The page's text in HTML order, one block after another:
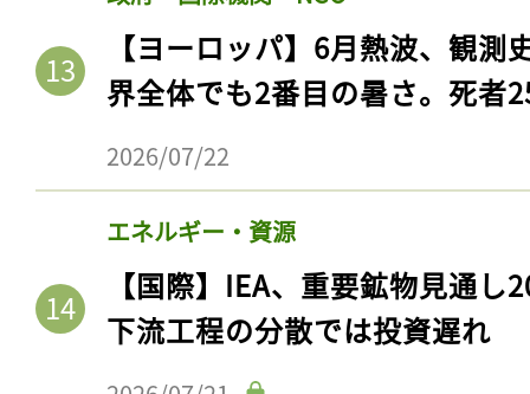
【ヨーロッパ】6月熱波、観
界全体でも2番目の暑さ。死者
2026/07/22
エネルギー・資源
【国際】IEA、重要鉱物見通
下流工程の分散では投資遅れ
記事をお気に入りに
ログインが必